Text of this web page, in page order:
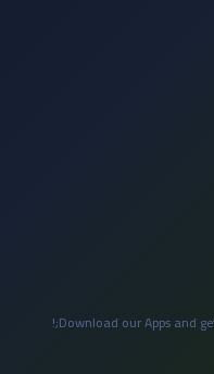
Download our Apps and